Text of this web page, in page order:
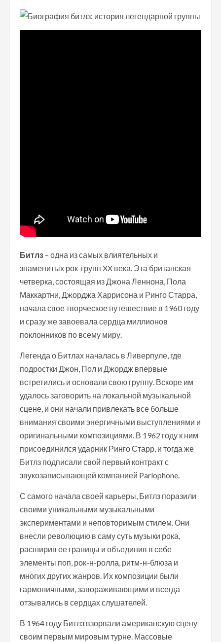
Битлз – одна из самых влиятельных и
знаменитых рок-групп XX века. Эта британская
четверка, состоящая из Джона Леннона, Пола
Маккартни, Джорджа Харрисона и Ринго Старра,
начала свое творческое путешествие в 1960 году
и сразу же завоевала сердца миллионов
поклонников по всему миру.
Легенда о Битлах началась в Ливерпуле, где
подростки Джон, Пол и Джордж впервые
встретились и основали свою группу. Вскоре им
удалось заговорить на локальной музыкальной
сцене, и они начали привлекать все больше
внимания своими энергичными выступлениями и
оригинальными композициями. В 1962 году к ним
присоединился ударник Ринго Старр, и тогда же
Битлз подписали свой первый контракт с
звукозаписывающей компанией Parlophone.
С самого начала своей карьеры, Битлз поразили
своими уникальными музыкальными
экспериментами и неповторимым стилем. Они
внесли революцию в саму суть музыки рока,
расширив ее границы и объединив в себе
элементы поп, рок-н-ролла, ритм-н-блюза и
многих других жанров. Их композиции были
гармоничными, завораживающими и всегда
отзывались в сердцах слушателей.
В 1964 году Битлз взорвали американскую сцену
своим первым мировым турне. Массовые